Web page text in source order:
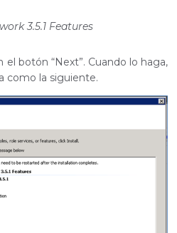
3.5.1 Features
botón “Next”. Cuando lo haga,
como la siguiente.